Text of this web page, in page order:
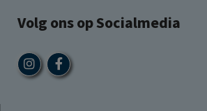
Volg ons op Socialmedia